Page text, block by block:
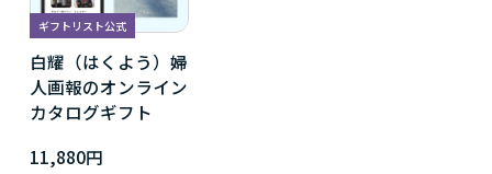
ギフトリスト公式
白耀（はくよう）婦
人画報のオンライン
カタログギフト
11,880円